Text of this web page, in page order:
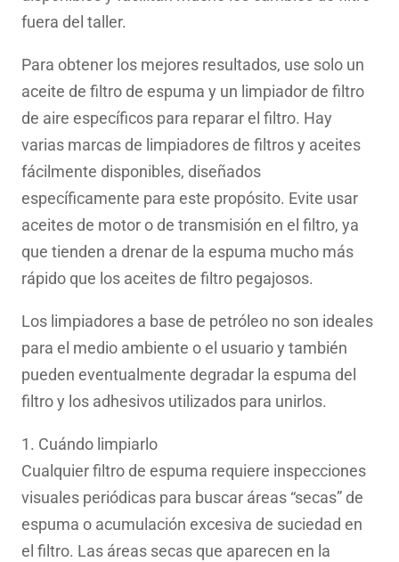
fuera del taller.
Para obtener los mejores resultados, use solo un
aceite de filtro de espuma y un limpiador de filtro
de aire específicos para reparar el filtro. Hay
varias marcas de limpiadores de filtros y aceites
fácilmente disponibles, diseñados
específicamente para este propósito. Evite usar
aceites de motor o de transmisión en el filtro, ya
que tienden a drenar de la espuma mucho más
rápido que los aceites de filtro pegajosos.
Los limpiadores a base de petróleo no son ideales
para el medio ambiente o el usuario y también
pueden eventualmente degradar la espuma del
filtro y los adhesivos utilizados para unirlos.
1. Cuándo limpiarlo
Cualquier filtro de espuma requiere inspecciones
visuales periódicas para buscar áreas “secas” de
espuma o acumulación excesiva de suciedad en
el filtro. Las áreas secas que aparecen en la